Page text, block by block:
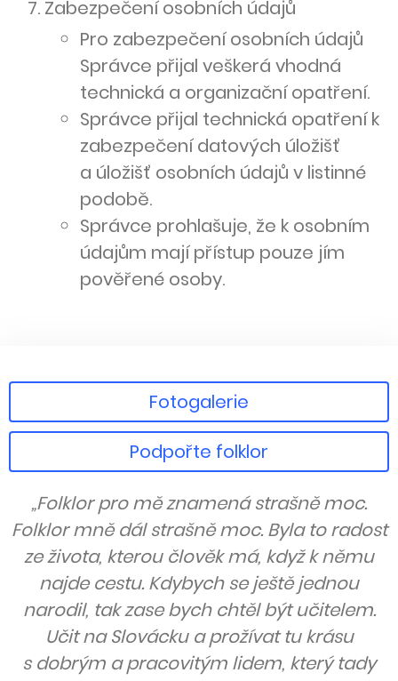
Zabezpečení osobních údajů
Pro zabezpečení osobních údajů
Správce přijal veškerá vhodná
technická a organizační opatření.
Správce přijal technická opatření k
zabezpečení datových úložišť
a úložišť osobních údajů v listinné
podobě.
Správce prohlašuje, že k osobním
údajům mají přístup pouze jím
pověřené osoby.
Fotogalerie
Podpořte folklor
„Folklor pro mě znamená strašně moc.
Folklor mně dál strašně moc. Byla to radost
ze života, kterou člověk má, když k němu
najde cestu. Kdybych se ještě jednou
narodil, tak zase bych chtěl být učitelem.
Učit na Slovácku a prožívat tu krásu
s dobrým a pracovitým lidem, který tady